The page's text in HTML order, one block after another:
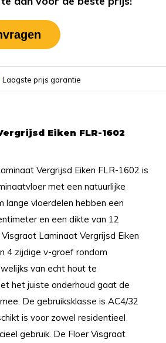
Laagste prijs garantie
Eiken FLR-1602
Vergrijsd Eiken FLR-1602 is
met een natuurlijke
lange vloerdelen hebben een
en een dikte van 12
Laminaat Vergrijsd Eiken
4 zijdige v-groef rondom
van echt hout te
het juiste onderhoud gaat de
De gebruiksklasse is AC4/32
is voor zowel residentieel
gebruik. De Floer Visgraat